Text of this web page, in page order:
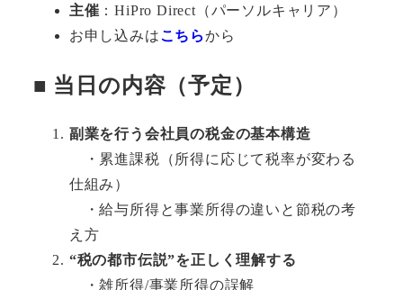
主催 ：HiPro Direct（パーソルキャリア）
お申し込みはこちらから
■ 当日の内容（予定）
副業を行う会社員の税金の基本構造
・累進課税（所得に応じて税率が変わる
仕組み）
・給与所得と事業所得の違いと節税の考
え方
“税の都市伝説”を正しく理解する
・雑所得/事業所得の誤解